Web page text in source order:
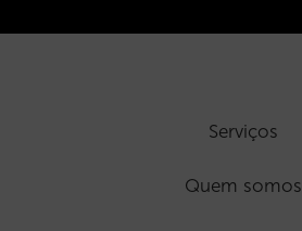
Serviços
Quem somos